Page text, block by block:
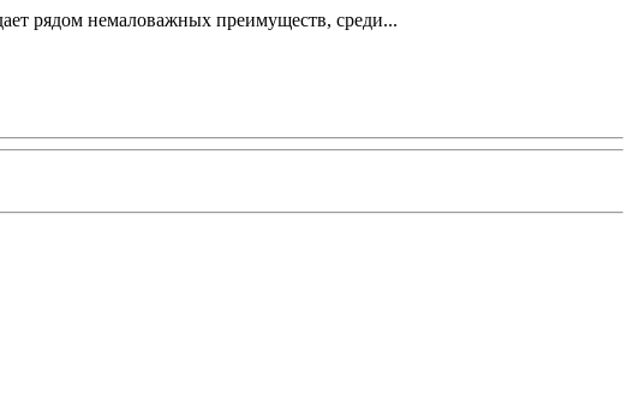
рядом немаловажных преимуществ, среди...